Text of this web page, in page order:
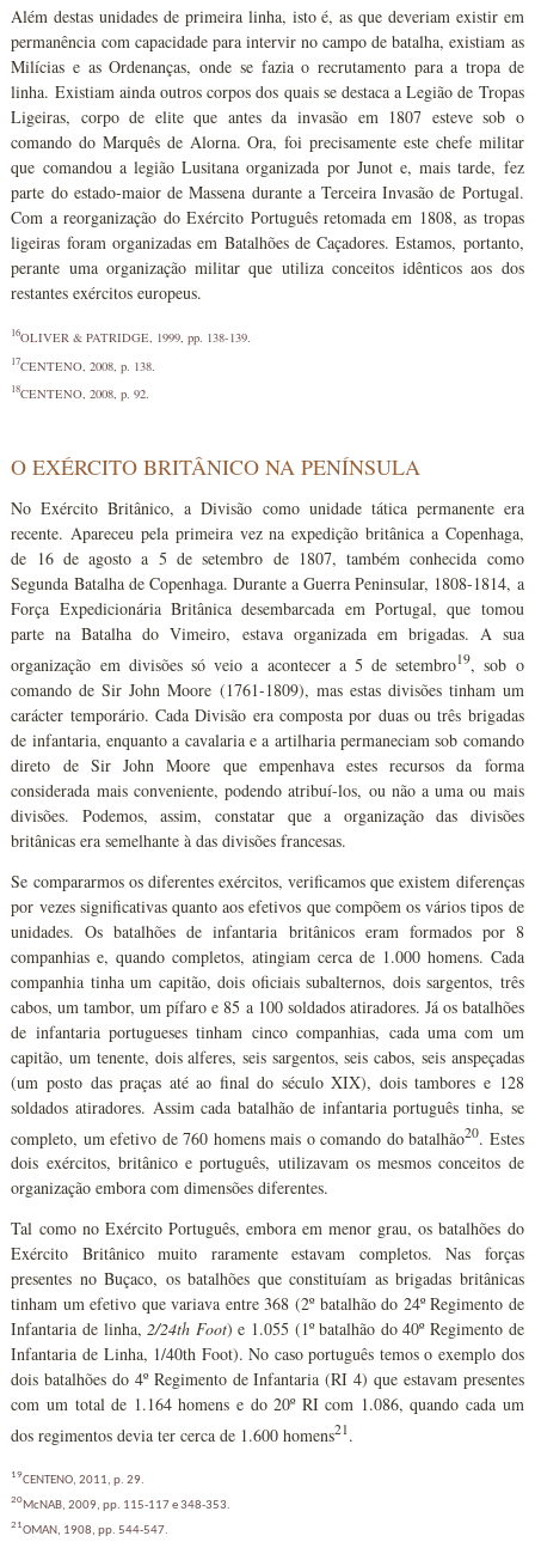
Além destas unidades de primeira linha, isto é, as que deveriam existir em
permanência com capacidade para intervir no campo de batalha, existiam as
Milícias e as Ordenanças, onde se fazia o recrutamento para a tropa de
linha. Existiam ainda outros corpos dos quais se destaca a Legião de Tropas
Ligeiras, corpo de elite que antes da invasão em 1807 esteve sob o
comando do Marquês de Alorna. Ora, foi precisamente este chefe militar
que comandou a legião Lusitana organizada por Junot e, mais tarde, fez
parte do estado-maior de Massena durante a Terceira Invasão de Portugal.
Com a reorganização do Exército Português retomada em 1808, as tropas
ligeiras foram organizadas em Batalhões de Caçadores. Estamos, portanto,
perante uma organização militar que utiliza conceitos idênticos aos dos
restantes exércitos europeus.
16OLIVER & PATRIDGE, 1999, pp. 138-139.
17CENTENO, 2008, p. 138.
18CENTENO, 2008, p. 92.
O EXÉRCITO BRITÂNICO NA PENÍNSULA
No Exército Britânico, a Divisão como unidade tática permanente era
recente. Apareceu pela primeira vez na expedição britânica a Copenhaga,
de 16 de agosto a 5 de setembro de 1807, também conhecida como
Segunda Batalha de Copenhaga. Durante a Guerra Peninsular, 1808-1814, a
Força Expedicionária Britânica desembarcada em Portugal, que tomou
parte na Batalha do Vimeiro, estava organizada em brigadas. A sua
organização em divisões só veio a acontecer a 5 de setembro19, sob o
comando de Sir John Moore (1761-1809), mas estas divisões tinham um
carácter temporário. Cada Divisão era composta por duas ou três brigadas
de infantaria, enquanto a cavalaria e a artilharia permaneciam sob comando
direto de Sir John Moore que empenhava estes recursos da forma
considerada mais conveniente, podendo atribuí-los, ou não a uma ou mais
divisões. Podemos, assim, constatar que a organização das divisões
britânicas era semelhante à das divisões francesas.
Se compararmos os diferentes exércitos, verificamos que existem diferenças
por vezes significativas quanto aos efetivos que compõem os vários tipos de
unidades. Os batalhões de infantaria britânicos eram formados por 8
companhias e, quando completos, atingiam cerca de 1.000 homens. Cada
companhia tinha um capitão, dois oficiais subalternos, dois sargentos, três
cabos, um tambor, um pífaro e 85 a 100 soldados atiradores. Já os batalhões
de infantaria portugueses tinham cinco companhias, cada uma com um
capitão, um tenente, dois alferes, seis sargentos, seis cabos, seis anspeçadas
(um posto das praças até ao final do século XIX), dois tambores e 128
soldados atiradores. Assim cada batalhão de infantaria português tinha, se
completo, um efetivo de 760 homens mais o comando do batalhão20. Estes
dois exércitos, britânico e português, utilizavam os mesmos conceitos de
organização embora com dimensões diferentes.
Tal como no Exército Português, embora em menor grau, os batalhões do
Exército Britânico muito raramente estavam completos. Nas forças
presentes no Buçaco, os batalhões que constituíam as brigadas britânicas
tinham um efetivo que variava entre 368 (2º batalhão do 24º Regimento de
Infantaria de linha,2/24th Foot) e 1.055 (1º batalhão do 40º Regimento de
Infantaria de Linha, 1/40th Foot). No caso português temos o exemplo dos
dois batalhões do 4º Regimento de Infantaria (RI 4) que estavam presentes
com um total de 1.164 homens e do 20º RI com 1.086, quando cada um
dos regimentos devia ter cerca de 1.600 homens21.
19CENTENO, 2011, p. 29.
20McNAB, 2009, pp. 115-117 e 348-353.
21OMAN, 1908, pp. 544-547.